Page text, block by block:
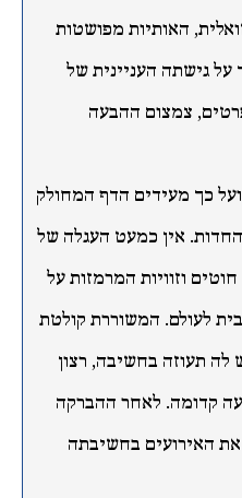
האותיות מפושטות
על גישתה העניינית של
צמצום ההבעה
כך מעידים הדף המחולק
אין כמעט העגלה של
וזוויות המרמזות על
לעולם. המשוררת קולטת
לה תעוזה בחשיבה, רצון
קדומה. לאחר ההברקה
האירועים בחשיבתה